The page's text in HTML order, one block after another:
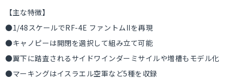
【主な特徴】
●1/48スケールでRF-4E ファントムIIを再現
●キャノピーは開閉を選択して組み立て可能
●翼下に踏査されるサイドワインダーミサイルや増槽もモデル化
●マーキングはイスラエル空軍など5種を収録